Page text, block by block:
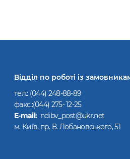
Відділ по роботі із
тел.: (044) 248-88-89
факс.:(044) 275- 12-25
Е-mail: ndibv_post@ukr.net
м. Київ, пр. В. Лобановського, 51